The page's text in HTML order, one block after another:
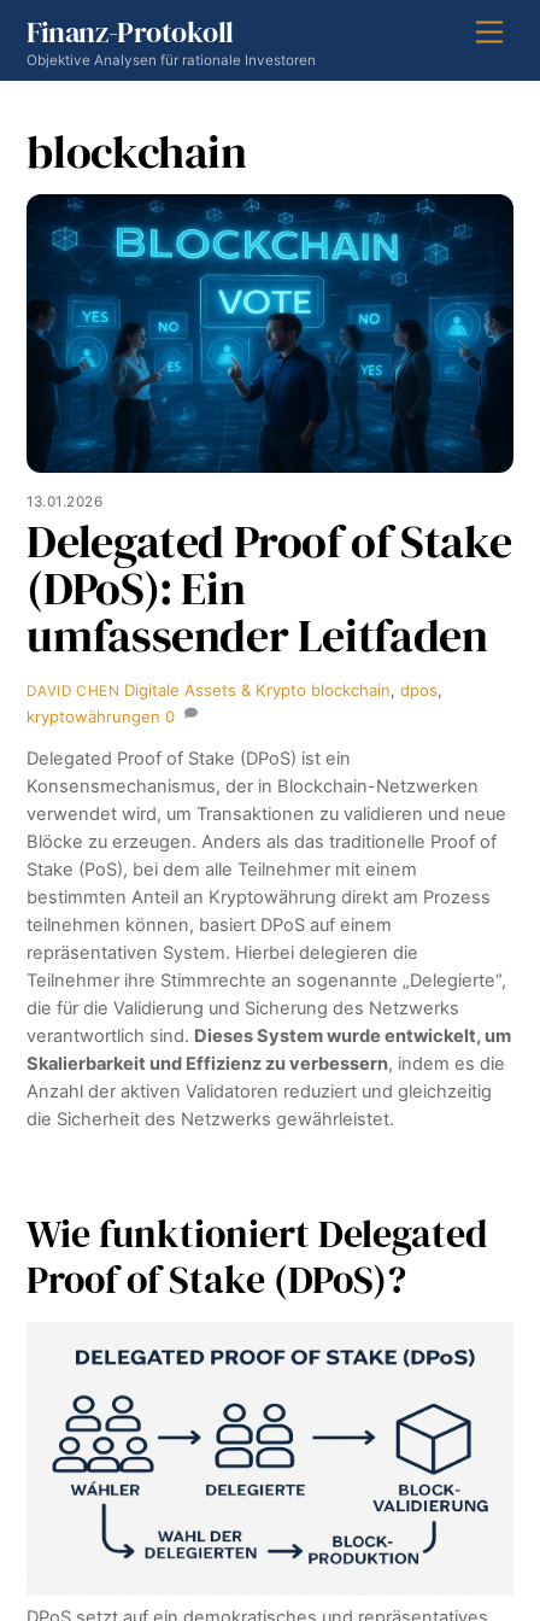
content
Finanz-Protokoll
Objektive Analysen für rationale Investoren
blockchain
13.01.2026
Delegated Proof of Stake
(DPoS): Ein
umfassender Leitfaden
DAVID CHEN Digitale Assets & Krypto blockchain,dpos,
kryptowährungen 0
Delegated Proof of Stake (DPoS) ist ein
Konsensmechanismus, der in Blockchain-Netzwerken
verwendet wird, um Transaktionen zu validieren und neue
Blöcke zu erzeugen. Anders als das traditionelle Proof of
Stake (PoS), bei dem alle Teilnehmer mit einem
bestimmten Anteil an Kryptowährung direkt am Prozess
teilnehmen können, basiert DPoS auf einem
repräsentativen System. Hierbei delegieren die
Teilnehmer ihre Stimmrechte an sogenannte „Delegierte“,
die für die Validierung und Sicherung des Netzwerks
verantwortlich sind. Dieses System wurde entwickelt, um
Skalierbarkeit und Effizienz zu verbessern, indem es die
Anzahl der aktiven Validatoren reduziert und gleichzeitig
die Sicherheit des Netzwerks gewährleistet.
Wie funktioniert Delegated
Proof of Stake (DPoS)?